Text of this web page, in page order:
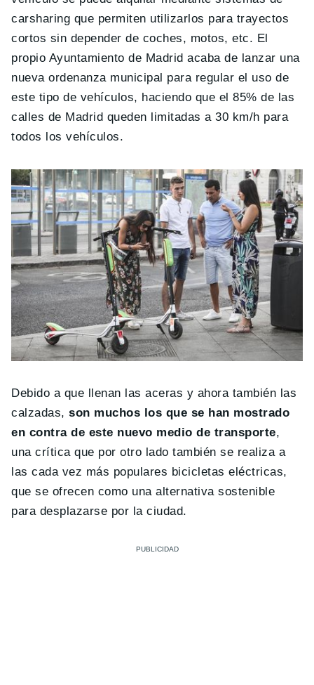
carsharing que permiten utilizarlos para trayectos
cortos sin depender de coches, motos, etc. El
propio Ayuntamiento de Madrid acaba de lanzar una
nueva ordenanza municipal para regular el uso de
este tipo de vehículos, haciendo que el 85% de las
calles de Madrid queden limitadas a 30 km/h para
todos los vehículos.
Debido a que llenan las aceras y ahora también las
calzadas,son muchos los que se han mostrado
en contra de este nuevo medio de transporte,
una crítica que por otro lado también se realiza a
las cada vez más populares bicicletas eléctricas,
que se ofrecen como una alternativa sostenible
para desplazarse por la ciudad.